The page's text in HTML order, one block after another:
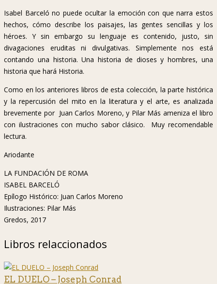
Isabel Barceló no puede ocultar la emoción con que narra estos
hechos, cómo describe los paisajes, las gentes sencillas y los
héroes. Y sin embargo su lenguaje es contenido, justo, sin
divagaciones eruditas ni divulgativas. Simplemente nos está
contando una historia. Una historia de dioses y hombres, una
historia que hará Historia.
Como en los anteriores libros de esta colección, la parte histórica
y la repercusión del mito en la literatura y el arte, es analizada
brevemente por Juan Carlos Moreno, y Pilar Más ameniza el libro
con ilustraciones con mucho sabor clásico. Muy recomendable
lectura.
Ariodante
LA FUNDACIÓN DE ROMA
ISABEL BARCELÓ
Epílogo Histórico: Juan Carlos Moreno
Ilustraciones: Pilar Más
Gredos, 2017
Libros relaccionados
EL DUELO – Joseph Conrad